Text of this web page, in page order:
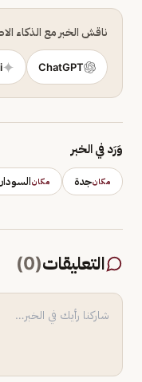
ناقش الخبر مع الذكاء
ChatGPT
وَرَد في الخبر
مكانجدة مكان
التعليقات(
0
)